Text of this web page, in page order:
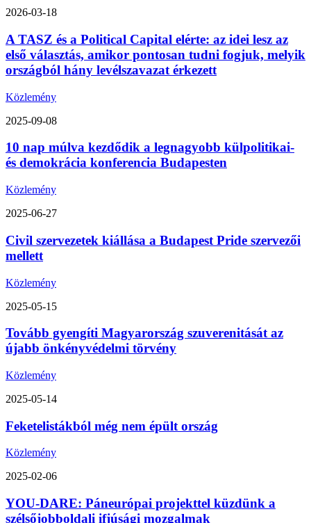
2026-03-18
A TASZ és a Political Capital elérte: az idei lesz az
első választás, amikor pontosan tudni fogjuk, melyik
országból hány levélszavazat érkezett
Közlemény
2025-09-08
10 nap múlva kezdődik a legnagyobb külpolitikai-
és demokrácia konferencia Budapesten
Közlemény
2025-06-27
Civil szervezetek kiállása a Budapest Pride szervezői
mellett
Közlemény
2025-05-15
Tovább gyengíti Magyarország szuverenitását az
újabb önkényvédelmi törvény
Közlemény
2025-05-14
Feketelistákból még nem épült ország
Közlemény
2025-02-06
YOU-DARE: Páneurópai projekttel küzdünk a
szélsőjobboldali ifjúsági mozgalmak